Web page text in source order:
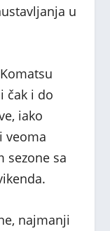
u
čak i do
iako
veoma
sezone sa
najmanji